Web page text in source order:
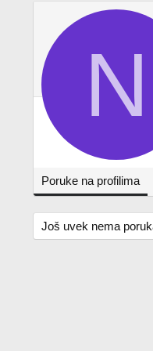
N
Poruke na profilima
Još uvek nema